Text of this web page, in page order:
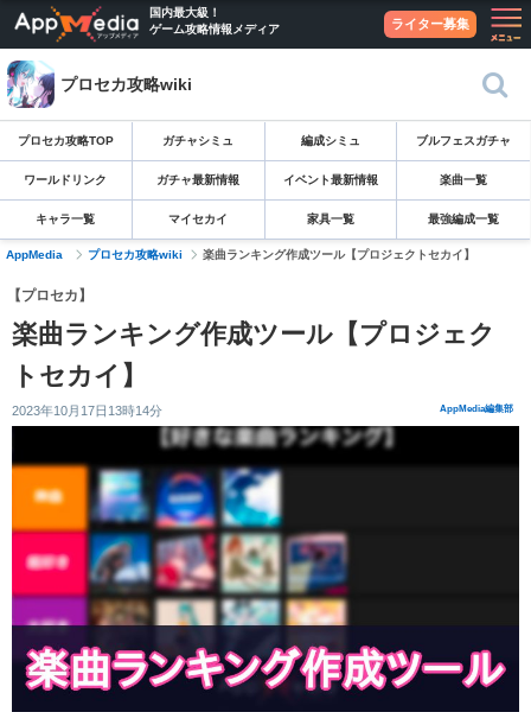
国内最大級！
ゲーム攻略情報メディア
ライター募集
プロセカ攻略wiki
プロセカ攻略TOP ガチャシミュ 編成シミュ ブルフェスガチャ
ワールドリンク ガチャ最新情報 イベント最新情報 楽曲一覧
キャラ一覧 マイセカイ 家具一覧 最強編成一覧
AppMedia プロセカ攻略wiki 楽曲ランキング作成ツール【プロジェクトセカイ】
【プロセカ】
楽曲ランキング作成ツール【プロジェク
トセカイ】
2023年10月17日13時14分 AppMedia編集部